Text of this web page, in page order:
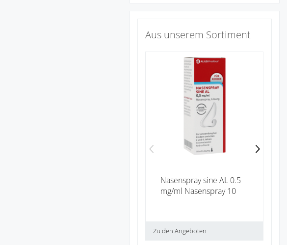
Aus unserem Sortiment
Nasenspray sine AL 0.5
mg/ml Nasenspray 10
Zu den Angeboten